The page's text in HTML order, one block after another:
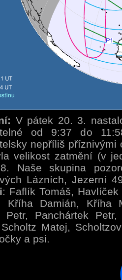
V pátek 20. 3.
od 9:37 do
nepříliš
velikost zatmění (v
Naše skupina
Lázních, Jezerní
: Faflík Tomáš,
Kříha Damián, Kříha
Petr, Panchártek
Matej,
a psi.